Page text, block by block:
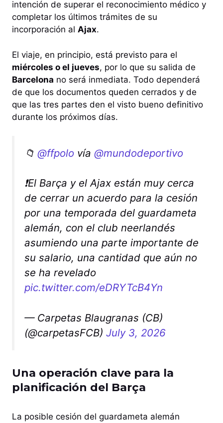
intención de superar el reconocimiento médico y
completar los últimos trámites de su
incorporación al Ajax.
El viaje, en principio, está previsto para el
miércoles o el jueves, por lo que su salida de
Barcelona no será inmediata. Todo dependerá
de que los documentos queden cerrados y de
que las tres partes den el visto bueno definitivo
durante los próximos días.
📁 @ffpolo vía @mundodeportivo
❗El Barça y el Ajax están muy cerca
de cerrar un acuerdo para la cesión
por una temporada del guardameta
alemán, con el club neerlandés
asumiendo una parte importante de
su salario, una cantidad que aún no
se ha revelado
pic.twitter.com/eDRYTcB4Yn
— Carpetas Blaugranas (CB)
(@carpetasFCB) July 3, 2026
Una operación clave para la
planificación del Barça
La posible cesión del guardameta alemán